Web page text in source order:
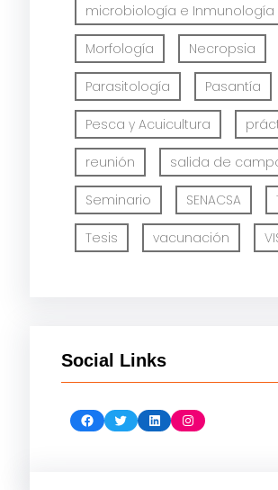
microbiología e Inmunología
Morfología Necropsia
Parasitología Pasantía
Pesca y Acuicultura
reunión salida de
Seminario SENACSA
Tesis vacunación
Social Links
Facebook Twitter LinkedIn Instagram